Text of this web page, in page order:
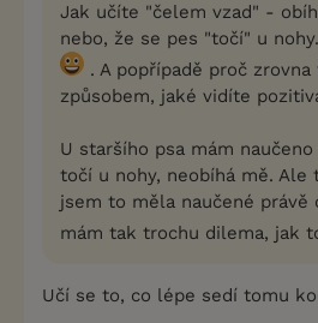
Jak učíte "čelem vzad" -
nebo, že se pes "točí" u
. A popřípadě proč
způsobem, jaké vidíte
U staršího psa mám
točí u nohy, neobíhá mě. Ale
jsem to měla naučené právě
mám tak trochu dilema, jak
Učí se to, co lépe sedí tomu